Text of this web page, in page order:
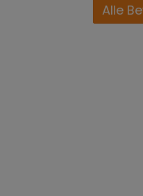
Alle